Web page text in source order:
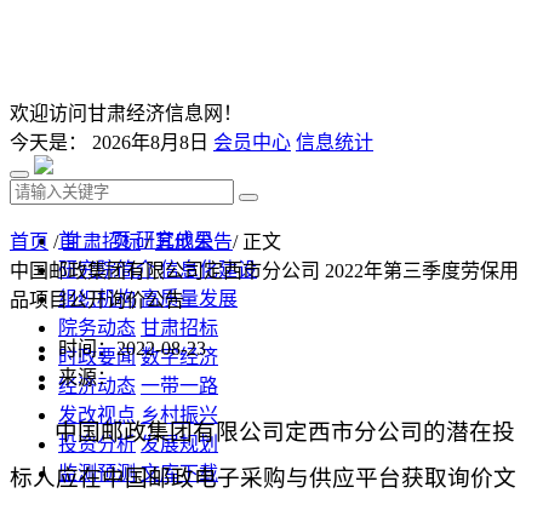
欢迎访问甘肃经济信息网！
今天是： 2026年8月8日 会员中心 信息统计
首 页 研究成果
研究院简介 信息化建设
组织机构 高质量发展
院务动态 甘肃招标
时政要闻 数字经济
经济动态 一带一路
发改视点 乡村振兴
投资分析 发展规划
监测预测 文库下载
首页 /甘肃招标/其他公告/ 正文
中国邮政集团有限公司定西市分公司 2022年第三季度劳保用
品项目公开询价公告
时间：2022-08-23
来源：
中国邮政集团有限公司定西市分公司的潜在投
标人应在中国邮政电子采购与供应平台获取询价文